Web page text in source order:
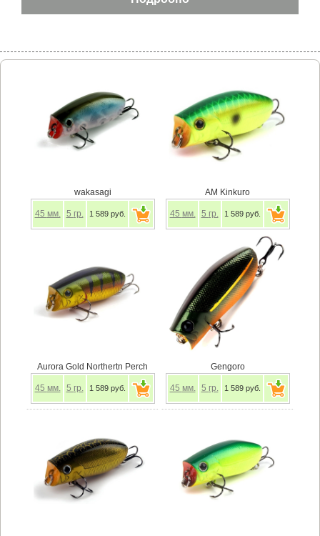
wakasagi
45 мм. 5 гр. 1 589 руб.
AM Kinkuro
45 мм. 5 гр. 1 589 руб.
Aurora Gold Northertn Perch
45 мм. 5 гр. 1 589 руб.
Gengoro
45 мм. 5 гр. 1 589 руб.